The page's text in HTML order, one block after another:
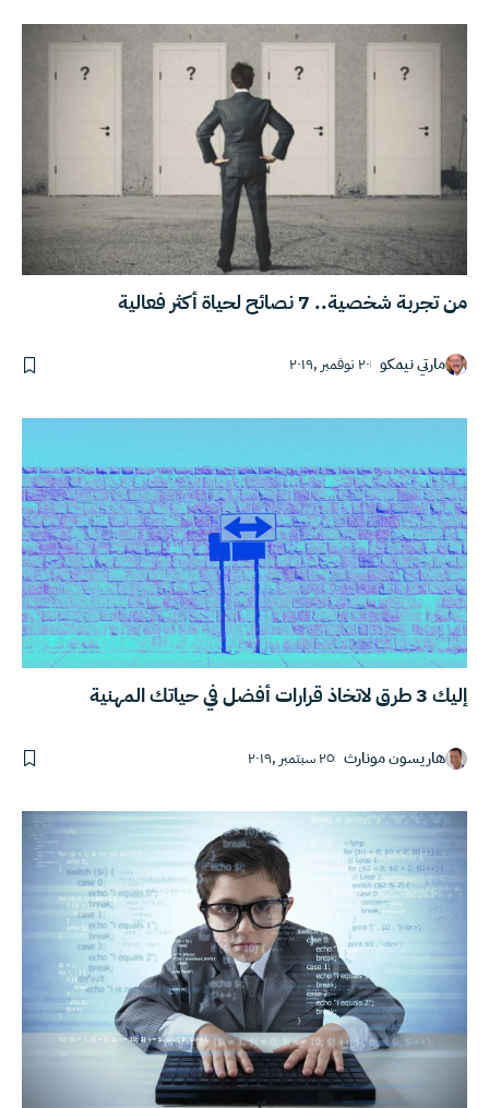
من تجربة شخصية.. 7 نصائح لحياة أكثر فعالية
مارتي نيمكو ٢٠ نوفمبر ,٢٠١٩
إليك 3 طرق لاتخاذ قرارات أفضل في حياتك المهنية
هاريسون مونارث ٢٥ سبتمبر ,٢٠١٩